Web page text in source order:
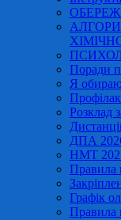
Поради
Я обираю
Розклад
ДПА
НМТ
Правила
Графік
Правила